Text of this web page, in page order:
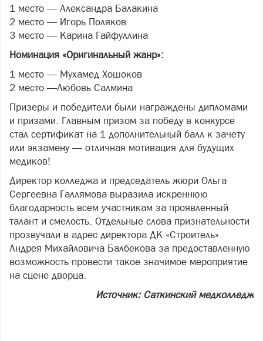
1 место — Александра Балакина
2 место — Игорь Поляков
3 место — Карина Гайфуллина
Номинация «Оригинальный жанр»:
1 место — Мухамед Хошоков
2 место —Любовь Салмина
Призеры и победители были награждены дипломами
и призами. Главным призом за победу в конкурсе
стал сертификат на 1 дополнительный балл к зачету
или экзамену — отличная мотивация для будущих
медиков!
Директор колледжа и председатель жюри Ольга
Сергеевна Галлямова выразила искреннюю
благодарность всем участникам за проявленный
талант и смелость. Отдельные слова признательности
прозвучали в адрес директора ДК «Строитель»
Андрея Михайловича Балбекова за предоставленную
возможность провести такое значимое мероприятие
на сцене дворца.
Источник: Саткинский медколледж